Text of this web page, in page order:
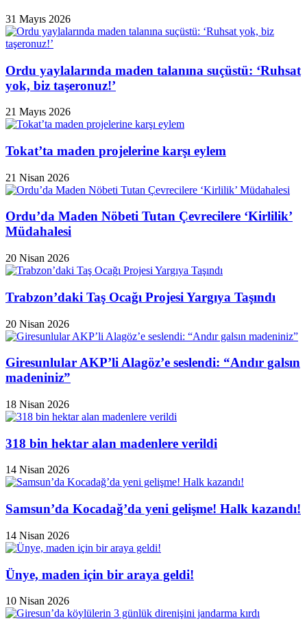
31 Mayıs 2026
Ordu yaylalarında maden talanına suçüstü: ‘Ruhsat
yok, biz taşeronuz!’
21 Mayıs 2026
Tokat’ta maden projelerine karşı eylem
21 Nisan 2026
Ordu’da Maden Nöbeti Tutan Çevrecilere ‘Kirlilik’
Müdahalesi
20 Nisan 2026
Trabzon’daki Taş Ocağı Projesi Yargıya Taşındı
20 Nisan 2026
Giresunlular AKP’li Alagöz’e seslendi: “Andır galsın
madeniniz”
18 Nisan 2026
318 bin hektar alan madenlere verildi
14 Nisan 2026
Samsun’da Kocadağ’da yeni gelişme! Halk kazandı!
14 Nisan 2026
Ünye, maden için bir araya geldi!
10 Nisan 2026